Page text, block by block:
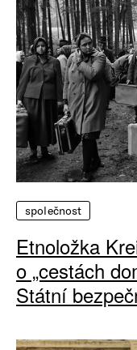
společnost
Etnoložka
o „cestách
Státní